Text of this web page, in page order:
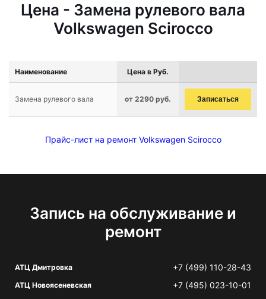
Цена - Замена рулевого вала
Volkswagen Scirocco
Наименование Цена в Руб.
Замена рулевого вала от 2290 руб. Записаться
Прайс-лист на ремонт Volkswagen Scirocco
Запись на обслуживание и
ремонт
АТЦ Дмитровка +7 (499) 110-28-43
АТЦ Новоясеневская +7 (495) 023-10-01